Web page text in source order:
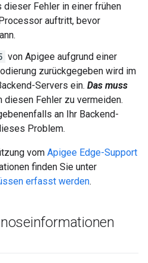
dieser Fehler in einer frühen
auftritt, bevor
von Apigee aufgrund einer
zurückgegeben wird im
Servers ein. Das muss
diesen Fehler zu vermeiden.
an Ihr Backend-
Problem.
vom Apigee Edge-Support
finden Sie unter
erfasst werden.